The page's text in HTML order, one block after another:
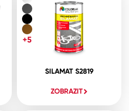
SILAMAT S2819
ZOBRAZIT
+5